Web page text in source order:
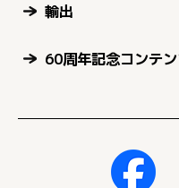
輸出
60周年記念コンテ